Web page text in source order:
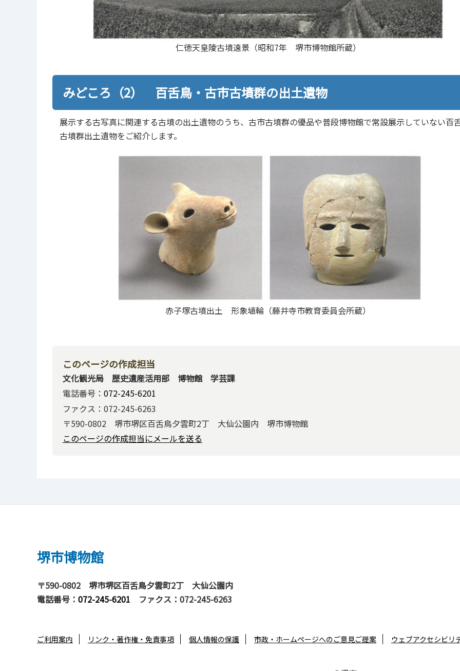
仁徳天皇陵古墳遠景（昭和7年 堺市博物館所蔵）
みどころ（2） 百舌鳥・古市古墳群の出土遺物
展示する古写真に関連する古墳の出土遺物のうち、古市古墳群の優品や普段博物館で常設展示していない百
古墳群出土遺物をご紹介します。
赤子塚古墳出土 形象埴輪（藤井寺市教育委員会所蔵）
このページの作成担当
文化観光局 歴史遺産活用部 博物館 学芸課
電話番号： 072-245-6201
ファクス：072-245-6263
〒590-0802 堺市堺区百舌鳥夕雲町2丁 大仙公園内 堺市博物館
このページの作成担当にメールを送る
堺市博物館
〒590-0802
堺市堺区百舌鳥夕雲町2丁 大仙公園内
電話番号： 072-245-6201 ファクス：072-245-6263
ご利用案内 リンク・著作権・免責事項 個人情報の保護 市政・ホームページへのご意見ご提案 ウェブアクセシビリ